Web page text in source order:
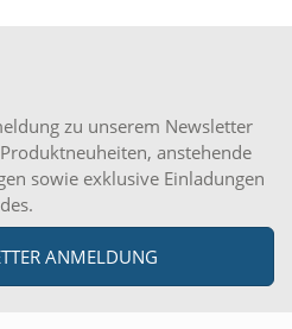
zu unserem Newsletter
anstehende
sowie exklusive Einladungen
ANMELDUNG